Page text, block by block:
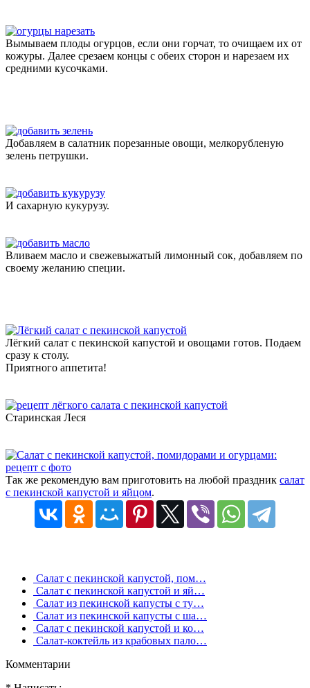
Вымываем плоды огурцов, если они горчат, то очищаем их от
кожуры. Далее срезаем концы с обеих сторон и нарезаем их
средними кусочками.
Добавляем в салатник порезанные овощи, мелкорубленую
зелень петрушки.
И сахарную кукурузу.
Вливаем масло и свежевыжатый лимонный сок, добавляем по
своему желанию специи.
Лёгкий салат с пекинской капустой и овощами готов. Подаем
сразу к столу.
Приятного аппетита!
Старинская Леся
Так же рекомендую вам приготовить на любой праздник салат
с пекинской капустой и яйцом.
Салат с пекинской капустой, пом…
Салат с пекинской капустой и яй…
Салат из пекинской капусты с ту…
Салат из пекинской капусты с ша…
Салат с пекинской капустой и ко…
Салат-коктейль из крабовых пало…
Комментарии